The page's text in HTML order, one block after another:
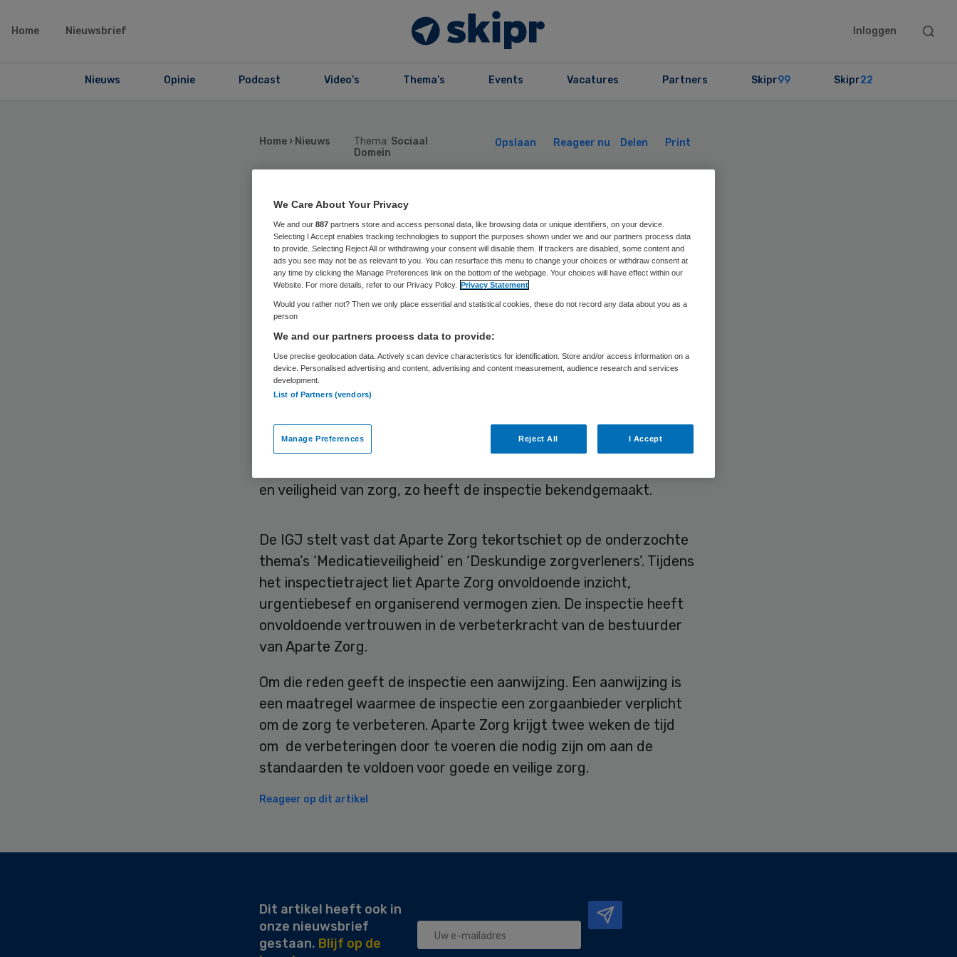
Home Nieuwsbrief Inloggen
Search
Nieuws Opinie Podcast Video’s Thema’s Events Vacatures Partners Skipr99 Skipr22
Home › Nieuws Thema: Sociaal
Domein
Opslaan Reageer nu Delen Print
Aanwijzing IGJ voor
thuiszorgbedrijf
Aparte Zorg
Skipr Redactie 8 juli 2020,08:52 418 keer gelezen
De IGJ heeft Aparte Zorg in Bergen op Zoom een aanwijzing
gegeven. De kwaliteit van zorg bij Aparte Zorg, een eenmanszaak
en veiligheid van zorg, zo heeft de inspectie bekendgemaakt.
De IGJ stelt vast dat Aparte Zorg tekortschiet op de onderzochte
thema’s ‘Medicatieveiligheid’ en ‘Deskundige zorgverleners’. Tijdens
het inspectietraject liet Aparte Zorg onvoldoende inzicht,
urgentiebesef en organiserend vermogen zien. De inspectie heeft
onvoldoende vertrouwen in de verbeterkracht van de bestuurder
van Aparte Zorg.
Om die reden geeft de inspectie een aanwijzing. Een aanwijzing is
een maatregel waarmee de inspectie een zorgaanbieder verplicht
om de zorg te verbeteren. Aparte Zorg krijgt twee weken de tijd
om de verbeteringen door te voeren die nodig zijn om aan de
standaarden te voldoen voor goede en veilige zorg.
Reageer op dit artikel
Dit artikel heeft ook in
onze nieuwsbrief
gestaan. Blijf op de
We Care About Your Privacy
We and our 887 partners store and access personal data, like browsing data or unique identifiers, on your device.
Selecting I Accept enables tracking technologies to support the purposes shown under we and our partners process data
to provide. Selecting Reject All or withdrawing your consent will disable them. If trackers are disabled, some content and
ads you see may not be as relevant to you. You can resurface this menu to change your choices or withdraw consent at
any time by clicking the Manage Preferences link on the bottom of the webpage. Your choices will have effect within our
Website. For more details, refer to our Privacy Policy. Privacy Statement
Would you rather not? Then we only place essential and statistical cookies, these do not record any data about you as a
person
We and our partners process data to provide:
Use precise geolocation data. Actively scan device characteristics for identification. Store and/or access information on a
device. Personalised advertising and content, advertising and content measurement, audience research and services
development.
List of Partners (vendors)
Manage Preferences Reject All I Accept